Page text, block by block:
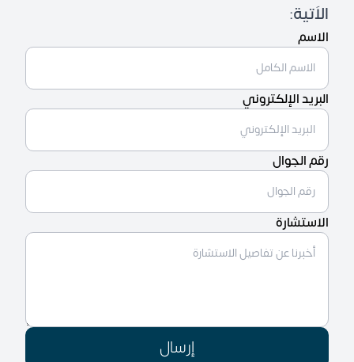
الاَتية:
الاسم
البريد الإلكتروني
رقم الجوال
الاستشارة
إرسال